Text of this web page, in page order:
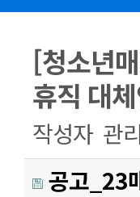
[청소년
휴직 대
작성자 관
공고_23